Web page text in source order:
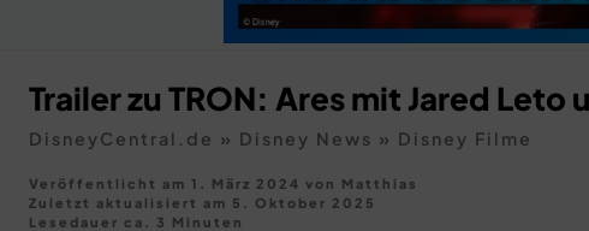
Trailer zu TRON: Ares mit Jared
DisneyCentral.de » Disney News » Disney Filme
Veröffentlicht am 1. März 2024 von Matthias
Zuletzt aktualisiert am 5. Oktober 2025
Lesedauer ca. 3 Minuten